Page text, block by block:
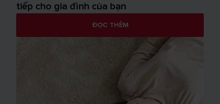
tiếp cho gia đình của bạn
ĐỌC THÊM